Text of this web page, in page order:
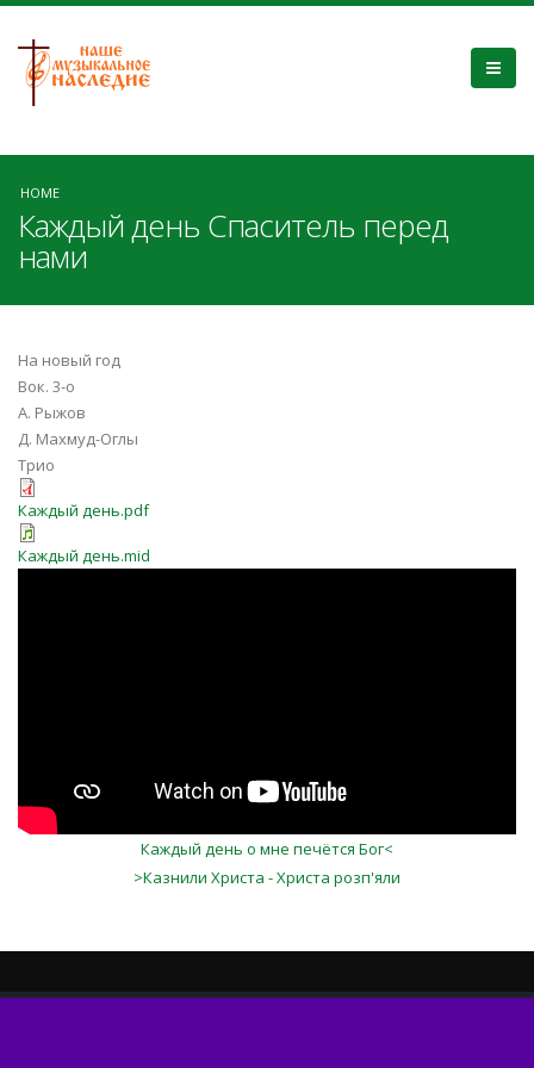
HOME
Каждый день Спаситель перед
нами
На новый год
Вок. 3-о
А. Рыжов
Д. Махмуд-Оглы
Трио
Каждый день.pdf
Каждый день.mid
Каждый день о мне печётся Бог<
>Казнили Христа - Христа розп'яли